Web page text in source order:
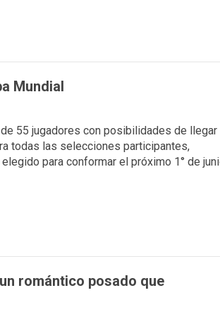
Mundial
55 jugadores con posibilidades de llegar
todas las selecciones participantes,
para conformar el próximo 1° de
romántico posado que